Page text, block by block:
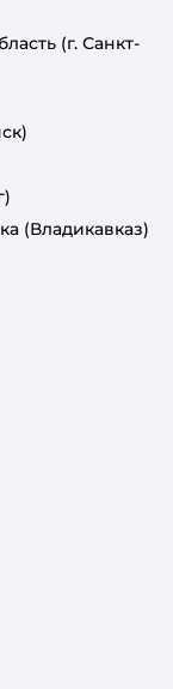
(г. Санкт-
(Владикавказ)